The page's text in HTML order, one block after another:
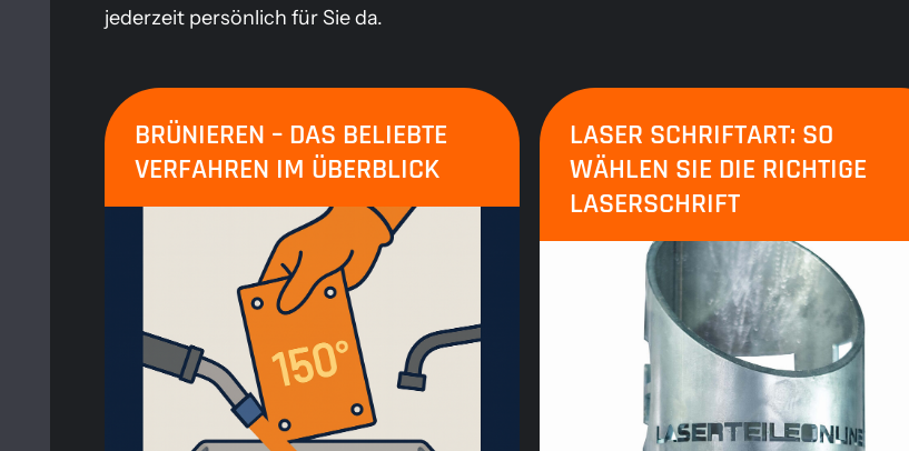
jederzeit persönlich für Sie da.
BRÜNIEREN – DAS BELIEBTE
VERFAHREN IM ÜBERBLICK
LASER SCHRIFTART: SO
WÄHLEN SIE DIE RICHTIGE
LASERSCHRIFT